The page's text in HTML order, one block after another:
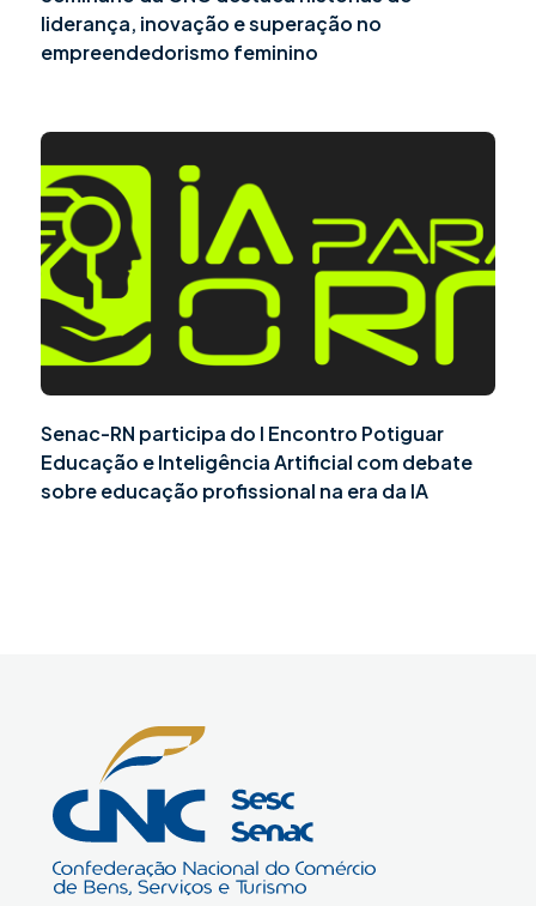
liderança, inovação e superação no
empreendedorismo feminino
Senac-RN participa do I Encontro Potiguar
Educação e Inteligência Artificial com debate
sobre educação profissional na era da IA